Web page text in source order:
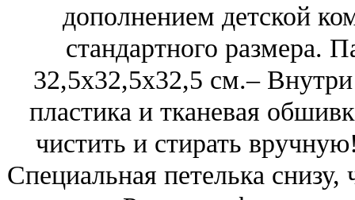
дополнением детской
стандартного размера.
32,5x32,5x32,5 см.–
пластика и тканевая
чистить и стирать
Специальная петелька